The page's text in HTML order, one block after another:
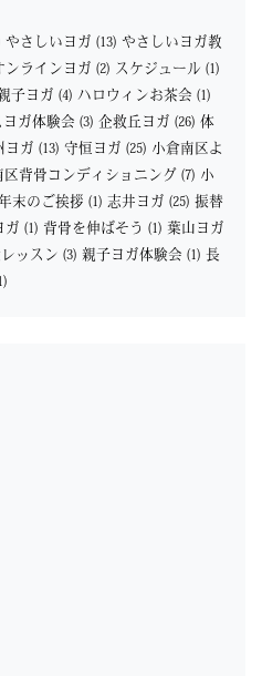
やさしいヨガ (13) やさしいヨガ教
ンラインヨガ (2) スケジュール (1)
子ヨガ (4) ハロウィンお茶会 (1)
ヨガ体験会 (3) 企救丘ヨガ (26) 体
ヨガ (13) 守恒ヨガ (25) 小倉南区よ
区背骨コンディショニング (7) 小
年末のご挨拶 (1) 志井ヨガ (25) 振替
ガ (1) 背骨を伸ばそう (1) 葉山ヨガ
ッスン (3) 親子ヨガ体験会 (1) 長